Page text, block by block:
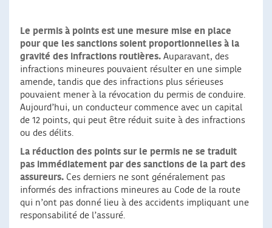
Le permis à points est une mesure mise en place
pour que les sanctions soient proportionnelles à la
gravité des infractions routières. Auparavant, des
infractions mineures pouvaient résulter en une simple
amende, tandis que des infractions plus sérieuses
pouvaient mener à la révocation du permis de conduire.
Aujourd’hui, un conducteur commence avec un capital
de 12 points, qui peut être réduit suite à des infractions
ou des délits.
La réduction des points sur le permis ne se traduit
pas immédiatement par des sanctions de la part des
assureurs. Ces derniers ne sont généralement pas
informés des infractions mineures au Code de la route
qui n’ont pas donné lieu à des accidents impliquant une
responsabilité de l’assuré.